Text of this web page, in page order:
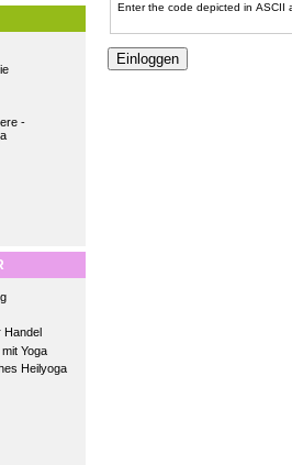
-
Handel
Yoga
Heilyoga
Enter the code depicted in ASCII